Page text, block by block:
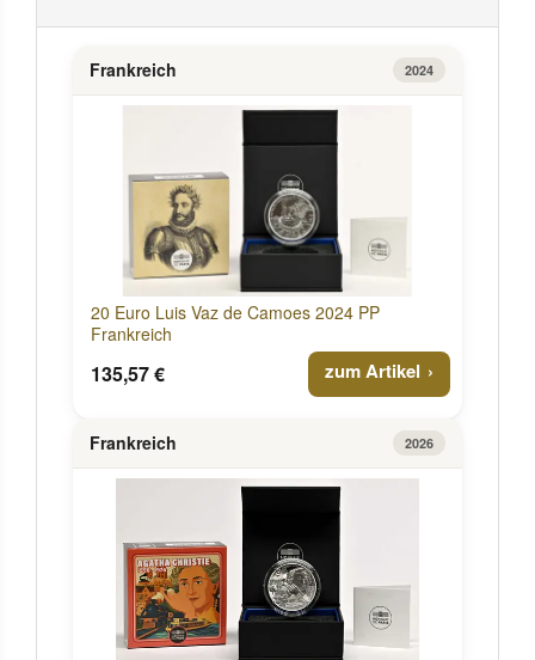
Frankreich 2024
20 Euro Luis Vaz de Camoes 2024 PP
Frankreich
135,57 € zum Artikel
Frankreich 2026